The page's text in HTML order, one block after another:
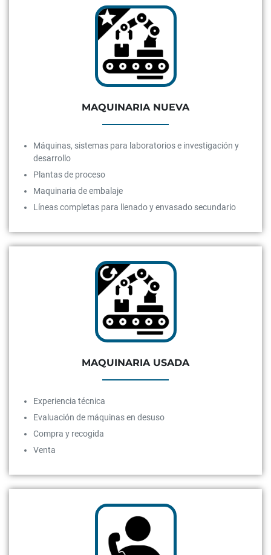
MAQUINARIA NUEVA
Máquinas, sistemas para laboratorios e investigación y
desarrollo
Plantas de proceso
Maquinaria de embalaje
Líneas completas para llenado y envasado secundario
MAQUINARIA USADA
Experiencia técnica
Evaluación de máquinas en desuso
Compra y recogida
Venta